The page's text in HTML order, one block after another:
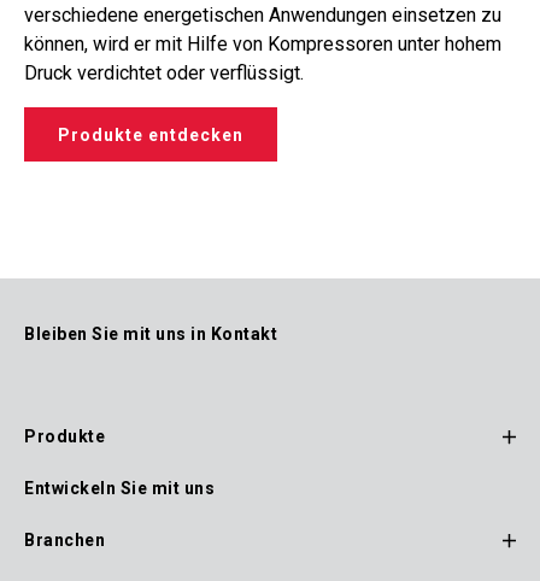
verschiedene energetischen Anwendungen einsetzen zu
können, wird er mit Hilfe von Kompressoren unter hohem
Druck verdichtet oder verflüssigt.
Produkte entdecken
Bleiben Sie mit uns in Kontakt
Footer
Navigation
Produkte
Entwickeln Sie mit uns
Branchen